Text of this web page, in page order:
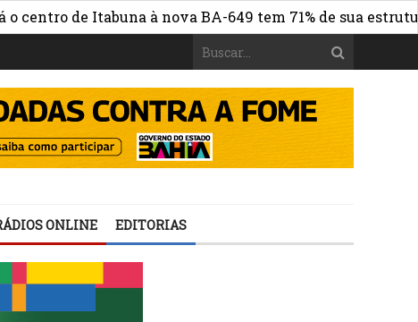
de Itabuna à nova BA-649 tem 71% de sua estrutura
ONLINE EDITORIAS